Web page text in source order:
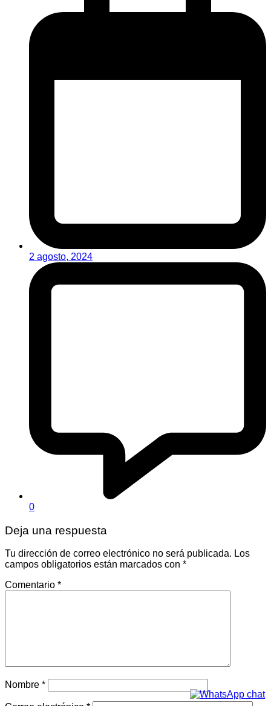
2 agosto, 2024
0
Deja una respuesta
Tu dirección de correo electrónico no será publicada. Los
campos obligatorios están marcados con *
Comentario *
Nombre *